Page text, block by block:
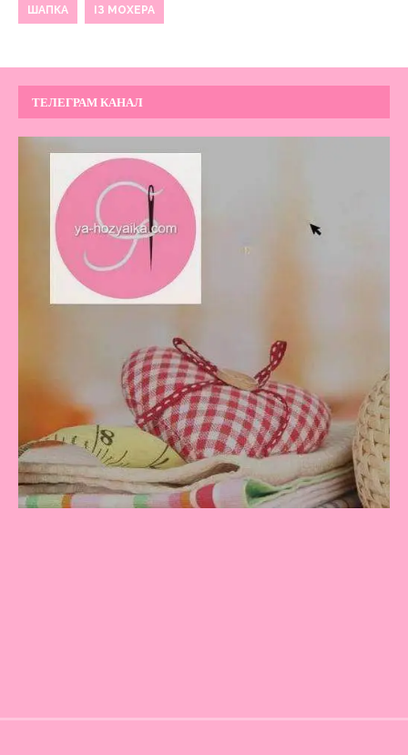
ШАПКА ІЗ МОХЕРА
ТЕЛЕГРАМ КАНАЛ